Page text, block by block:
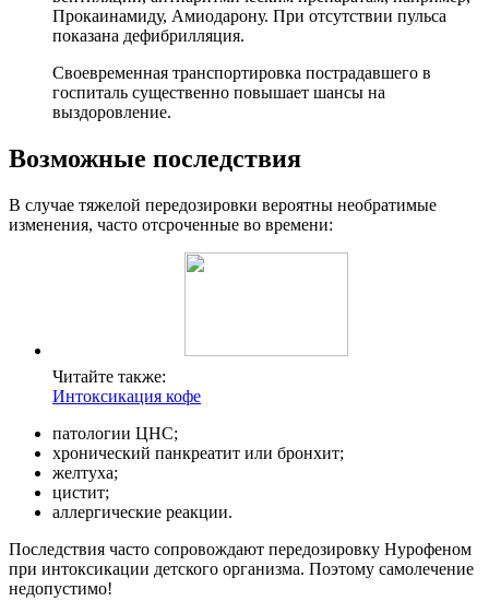
Прокаинамиду, Амиодарону. При отсутствии пульса
показана дефибрилляция.
Своевременная транспортировка пострадавшего в
госпиталь существенно повышает шансы на
выздоровление.
Возможные последствия
В случае тяжелой передозировки вероятны необратимые
изменения, часто отсроченные во времени:
Читайте также:
Интоксикация кофе
патологии ЦНС;
хронический панкреатит или бронхит;
желтуха;
цистит;
аллергические реакции.
Последствия часто сопровождают передозировку Нурофеном
при интоксикации детского организма. Поэтому самолечение
недопустимо!